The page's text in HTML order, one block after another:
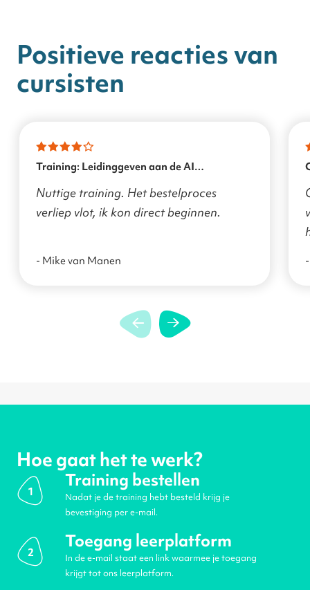
Positieve reacties van
cursisten
Training: Leidinggeven aan de AI
Nuttige training. Het bestelproces
verliep vlot, ik kon direct beginnen.
- Mike van Manen
Hoe gaat het te werk?
1
Training bestellen
Nadat je de training hebt besteld krijg je
bevestiging per e-mail.
2
Toegang leerplatform
In de e-mail staat een link waarmee je toegang
krijgt tot ons leerplatform.